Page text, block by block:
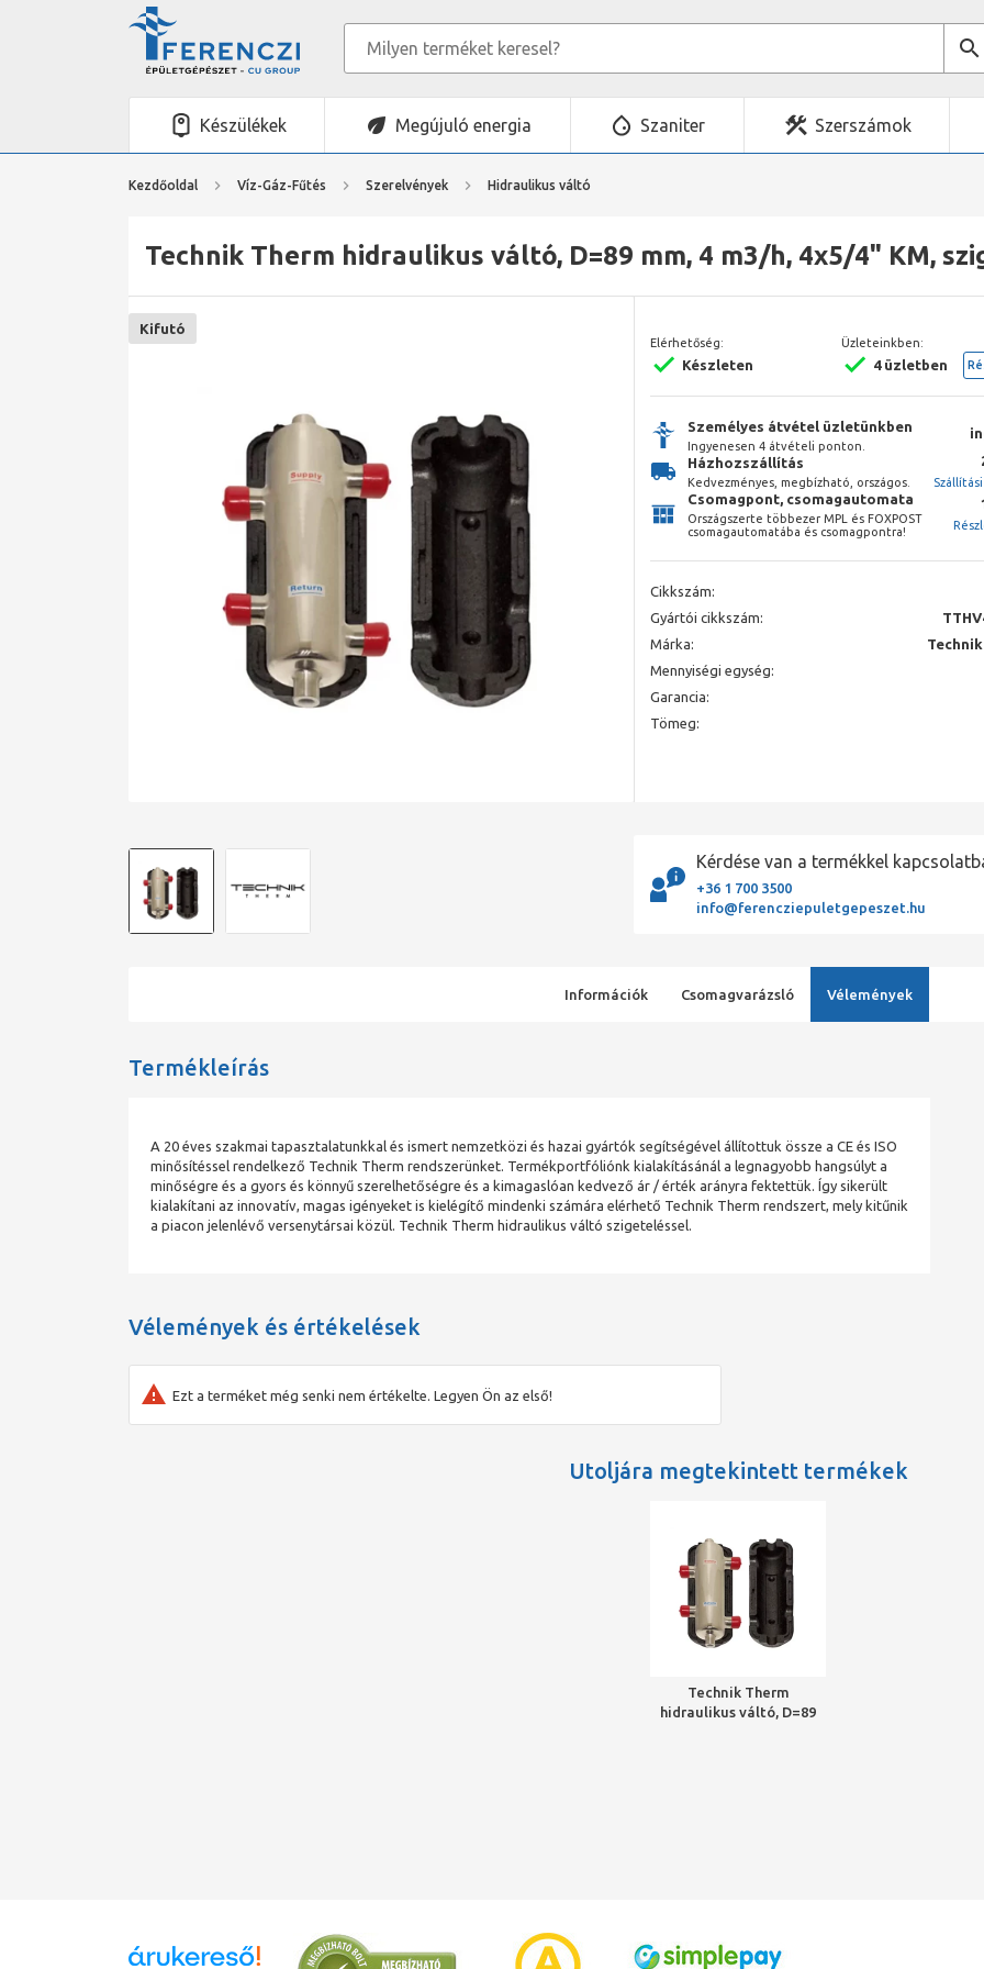
Készülékek Megújuló energia Szaniter Szerszámok
Kezdőoldal Víz-Gáz-Fűtés Szerelvények Hidraulikus váltó
Technik Therm hidraulikus váltó, D=89 mm, 4 m3/h, 4x5/4" KM,
Kifutó
Elérhetőség:
Készleten
Üzleteinkben:
4 üzletben
Személyes átvétel üzletünkben
Ingyenesen 4 átvételi ponton.
Házhozszállítás
Kedvezményes, megbízható, országos.
Csomagpont, csomagautomata
Országszerte többezer MPL és FOXPOST
csomagautomatába és csomagpontra!
Cikkszám:
Gyártói cikkszám:
Márka:
Mennyiségi egység:
Garancia:
Tömeg:
Kérdése van a termékkel
+36 1 700 3500
info@ferencziepuletgepeszet.hu
Információk Csomagvarázsló Vélemények
Termékleírás
A 20 éves szakmai tapasztalatunkkal és ismert nemzetközi és hazai gyártók segítségével állítottuk össze a CE és ISO
minősítéssel rendelkező Technik Therm rendszerünket. Termékportfóliónk kialakításánál a legnagyobb hangsúlyt a
minőségre és a gyors és könnyű szerelhetőségre és a kimagaslóan kedvező ár / érték arányra fektettük. Így sikerült
kialakítani az innovatív, magas igényeket is kielégítő mindenki számára elérhető Technik Therm rendszert, mely kitűnik
a piacon jelenlévő versenytársai közül. Technik Therm hidraulikus váltó szigeteléssel.
Vélemények és értékelések
Ezt a terméket még senki nem értékelte. Legyen Ön az első!
Utoljára megtekintett termékek
Technik Therm
hidraulikus váltó, D=89